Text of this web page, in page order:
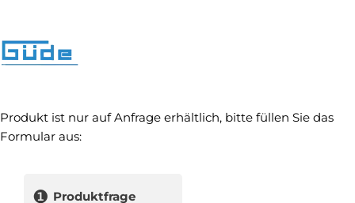
Produkt ist nur auf Anfrage erhältlich, bitte füllen Sie das
Formular aus:
❶ Produktfrage